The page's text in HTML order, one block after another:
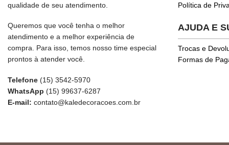
qualidade de seu atendimento.
Queremos que você tenha o melhor
atendimento e a melhor experiência de
compra. Para isso, temos nosso time especial
prontos à atender você.
Telefone (15) 3542-5970
WhatsApp (15) 99637-6287
E-mail: contato@kaledecoracoes.com.br
Política de
AJUDA E
Trocas e
Formas de